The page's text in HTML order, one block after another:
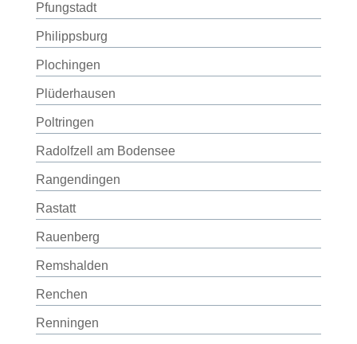
Pfungstadt
Philippsburg
Plochingen
Plüderhausen
Poltringen
Radolfzell am Bodensee
Rangendingen
Rastatt
Rauenberg
Remshalden
Renchen
Renningen